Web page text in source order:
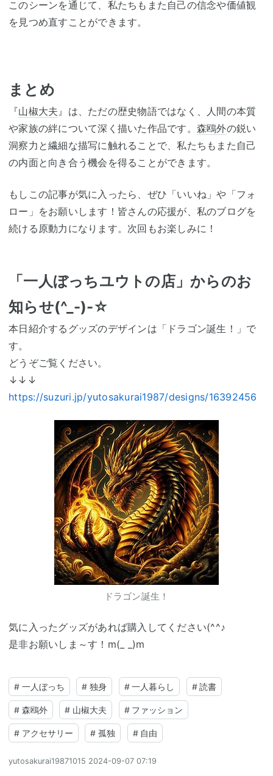
このシーンを通じて、私たちもまた自己の信念や価値観
を見つめ直すことができます。
まとめ
『山椒大夫』は、ただの歴史物語ではなく、人間の本質
や家族の絆について深く描いた作品です。 森鴎外の鋭い
洞察力と繊細な描写に触れることで、私たちもまた自己
の内面と向き合う機会を得ることができます。
もしこの記事が気に入ったら、ぜひ「いいね」や「フォ
ロー」をお願いします！皆さんの応援が、私のブログを
続ける原動力になります。次回もお楽しみに！
「一人ぼっちユウトの店」からのお
知らせ(^_-)-☆
本日紹介するグッズのデザインは「ドラゴン誕生！」で
す。
どうぞご覧ください。
↓↓↓
https://suzuri.jp/yutosakurai1987/designs/16392456
ドラゴン誕生！
気に入ったグッズがあれば購入してください(^^♪
是非お願いしま～す！m(_ _)m
# 一人ぼっち # 独身 # 一人暮らし # 読書
# 森鴎外 # 山椒大夫 # ファッション
# アクセサリー # 孤独 # 自由
yutosakurai19871015 2024-09-07 07:19